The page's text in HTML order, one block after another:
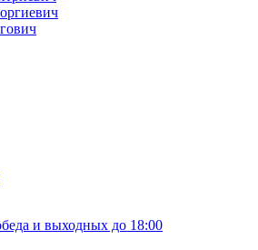
и выходных до 18:00